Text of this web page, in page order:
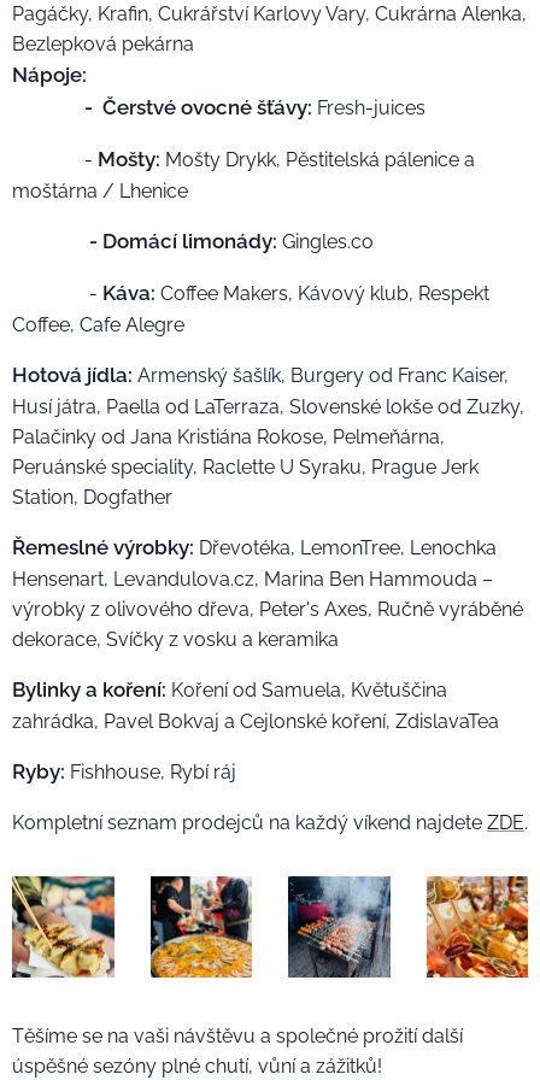
Pagáčky, Krafin, Cukrářství Karlovy Vary, Cukrárna Alenka,
Bezlepková pekárna
Nápoje:
- Čerstvé ovocné šťávy: Fresh-juices
- Mošty: Mošty Drykk, Pěstitelská pálenice a
moštárna / Lhenice
- Domácí limonády: Gingles.co
- Káva: Coffee Makers, Kávový klub, Respekt
Coffee, Cafe Alegre
Hotová jídla: Armenský šašlík, Burgery od Franc Kaiser,
Husí játra, Paella od LaTerraza, Slovenské lokše od Zuzky,
Palačinky od Jana Kristiána Rokose, Pelmeňárna,
Peruánské speciality, Raclette U Syraku, Prague Jerk
Station, Dogfather
Řemeslné výrobky: Dřevotéka, LemonTree, Lenochka
Hensenart, Levandulova.cz, Marina Ben Hammouda –
výrobky z olivového dřeva, Peter's Axes, Ručně vyráběné
dekorace, Svíčky z vosku a keramika
Bylinky a koření: Koření od Samuela, Květuščina
zahrádka, Pavel Bokvaj a Cejlonské koření, ZdislavaTea
Ryby: Fishhouse, Rybí ráj
Kompletní seznam prodejců na každý víkend najdete ZDE.
Těšíme se na vaši návštěvu a společné prožití další
úspěšné sezóny plné chutí, vůní a zážitků!